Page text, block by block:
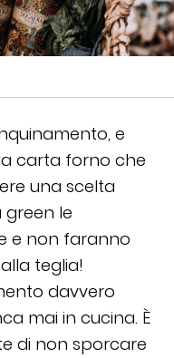
e
carta forno che
una scelta
green le
e non faranno
teglia!
davvero
mai in cucina. È
di non sporcare